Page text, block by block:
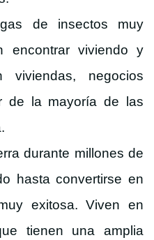
de insectos muy
encontrar viviendo y
viviendas, negocios
de la mayoría de las
durante millones de
hasta convertirse en
exitosa. Viven en
tienen una amplia